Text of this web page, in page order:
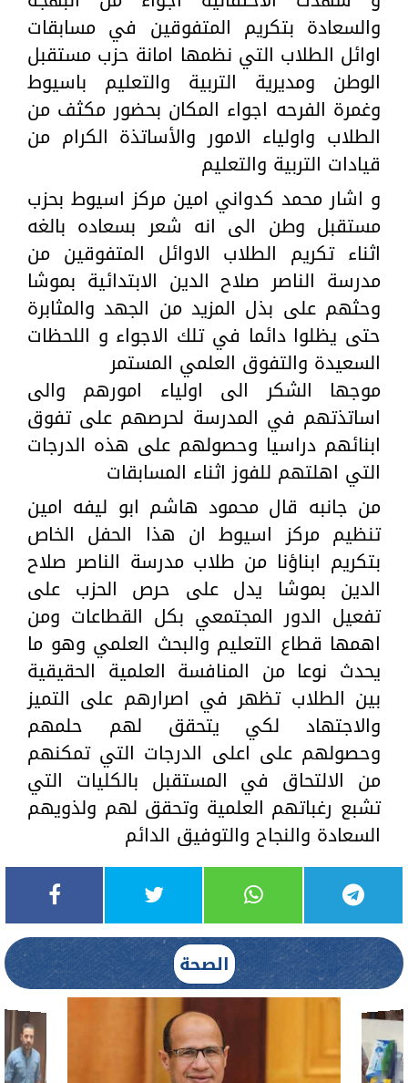
والسعادة بتكريم المتفوقين في مسابقات
اوائل الطلاب التي نظمها امانة حزب مستقبل
الوطن ومديرية التربية والتعليم باسيوط
وغمرة الفرحه اجواء المكان بحضور مكثف من
الطلاب واولياء الامور والأساتذة الكرام من
قيادات التربية والتعليم
و اشار محمد كدواني امين مركز اسيوط بحزب
مستقبل وطن الى انه شعر بسعاده بالغه
اثناء تكريم الطلاب الاوائل المتفوقين من
مدرسة الناصر صلاح الدين الابتدائية بموشا
وحثهم على بذل المزيد من الجهد والمثابرة
حتى يظلوا دائما في تلك الاجواء و اللحظات
السعيدة والتفوق العلمي المستمر
موجها الشكر الى اولياء امورهم والى
اساتذتهم في المدرسة لحرصهم على تفوق
ابنائهم دراسيا وحصولهم على هذه الدرجات
التي اهلتهم للفوز اثناء المسابقات
من جانبه قال محمود هاشم ابو ليفه امين
تنظيم مركز اسيوط ان هذا الحفل الخاص
بتكريم ابناؤنا من طلاب مدرسة الناصر صلاح
الدين بموشا يدل على حرص الحزب على
تفعيل الدور المجتمعي بكل القطاعات ومن
اهمها قطاع التعليم والبحث العلمي وهو ما
يحدث نوعا من المنافسة العلمية الحقيقية
بين الطلاب تظهر في اصرارهم على التميز
والاجتهاد لكي يتحقق لهم حلمهم
وحصولهم على اعلى الدرجات التي تمكنهم
من الالتحاق في المستقبل بالكليات التي
تشبع رغباتهم العلمية وتحقق لهم ولذويهم
السعادة والنجاح والتوفيق الدائم
الصحة